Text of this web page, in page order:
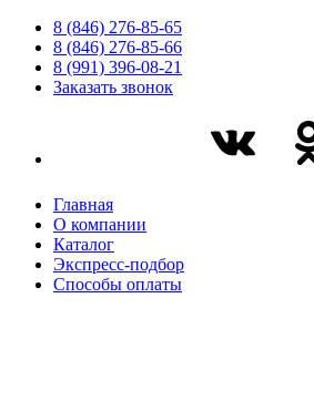
8 (846) 276-85-65
8 (846) 276-85-66
8 (991) 396-08-21
Заказать звонок
Главная
О компании
Каталог
Экспресс-подбор
Способы оплаты